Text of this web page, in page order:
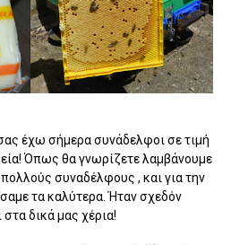
έχω σήμερα συνάδελφοι σε τιμή
Όπως θα γνωρίζετε λαμβάνουμε
συναδέλφους , και για την
τα καλύτερα. Ήταν σχεδόν
δικά μας χέρια!